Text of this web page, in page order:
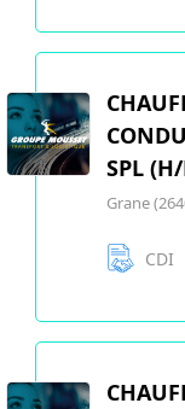
SPL
Grane
CDI